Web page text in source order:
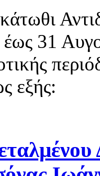
31
εξής: